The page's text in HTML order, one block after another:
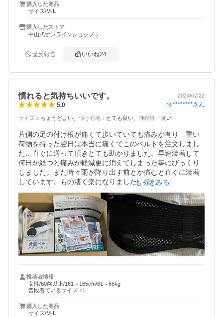
購入した商品
サイズ/M-L
購入したストア
中山式オンラインショップ
違反報告 いいね24
慣れると気持ちいいです。 2024/07/22
5.0 rki********さん
サイズ ： ちょうどよい つけ心地 ： とても良い 伸縮性 ： 良い
片側の足の付け根が痛くて歩いていても痛みが有り　重い
荷物を持った翌日は本当に痛くてこのベルトを注文しまし
た…直ぐに送って頂きとても助かりました。早速装着して
何日か経つと痛みが軽減更に消えてしまった事にびっくり
しました。まだ時々雨が降り出す前とか痛むと直ぐに装着
しています。もの凄く楽になりました。嬉しいです。娘が
よく痛がっていたので試しに使ってみると　本当に楽で痛
くないと言っています。感謝しています。昔から良い事は
親からも聞いて知っていましたが　今まさかの実体験をし
て改めて老舗の良さを実感しています。
もっとみる
投稿者情報
女性/60歳以上/161～165cm/61～65kg
普段着ているサイズ：L
購入した商品
サイズ/M-L